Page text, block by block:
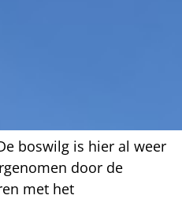
boswilg is hier al weer
door de
met het